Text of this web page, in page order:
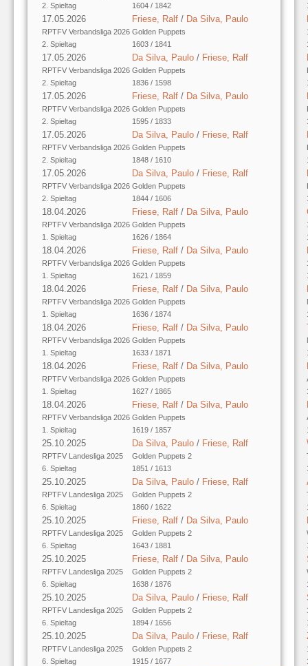
2. Spieltag
1604 / 1842
17.05.2026
RPTFV Verbandsliga 2026
2. Spieltag
Friese, Ralf / Da Silva, Paulo
Golden Puppets
1603 / 1841
17.05.2026
RPTFV Verbandsliga 2026
2. Spieltag
Da Silva, Paulo / Friese, Ralf
Golden Puppets
1836 / 1598
17.05.2026
RPTFV Verbandsliga 2026
2. Spieltag
Friese, Ralf / Da Silva, Paulo
Golden Puppets
1595 / 1833
17.05.2026
RPTFV Verbandsliga 2026
2. Spieltag
Da Silva, Paulo / Friese, Ralf
Golden Puppets
1848 / 1610
17.05.2026
RPTFV Verbandsliga 2026
2. Spieltag
Da Silva, Paulo / Friese, Ralf
Golden Puppets
1844 / 1606
18.04.2026
RPTFV Verbandsliga 2026
1. Spieltag
Friese, Ralf / Da Silva, Paulo
Golden Puppets
1626 / 1864
18.04.2026
RPTFV Verbandsliga 2026
1. Spieltag
Friese, Ralf / Da Silva, Paulo
Golden Puppets
1621 / 1859
18.04.2026
RPTFV Verbandsliga 2026
1. Spieltag
Friese, Ralf / Da Silva, Paulo
Golden Puppets
1636 / 1874
18.04.2026
RPTFV Verbandsliga 2026
1. Spieltag
Friese, Ralf / Da Silva, Paulo
Golden Puppets
1633 / 1871
18.04.2026
RPTFV Verbandsliga 2026
1. Spieltag
Friese, Ralf / Da Silva, Paulo
Golden Puppets
1627 / 1865
18.04.2026
RPTFV Verbandsliga 2026
1. Spieltag
Friese, Ralf / Da Silva, Paulo
Golden Puppets
1619 / 1857
25.10.2025
RPTFV Landesliga 2025
6. Spieltag
Da Silva, Paulo / Friese, Ralf
Golden Puppets 2
1851 / 1613
25.10.2025
RPTFV Landesliga 2025
6. Spieltag
Da Silva, Paulo / Friese, Ralf
Golden Puppets 2
1860 / 1622
25.10.2025
RPTFV Landesliga 2025
6. Spieltag
Friese, Ralf / Da Silva, Paulo
Golden Puppets 2
1643 / 1881
25.10.2025
RPTFV Landesliga 2025
6. Spieltag
Friese, Ralf / Da Silva, Paulo
Golden Puppets 2
1638 / 1876
25.10.2025
RPTFV Landesliga 2025
6. Spieltag
Da Silva, Paulo / Friese, Ralf
Golden Puppets 2
1894 / 1656
25.10.2025
RPTFV Landesliga 2025
6. Spieltag
Da Silva, Paulo / Friese, Ralf
Golden Puppets 2
1915 / 1677